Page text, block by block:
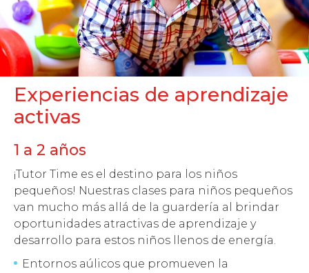
Experiencias de aprendizaje
activas
1 a 2 años
¡Tutor Time es el destino para los niños
pequeños! Nuestras clases para niños pequeños
van mucho más allá de la guardería al brindar
oportunidades atractivas de aprendizaje y
desarrollo para estos niños llenos de energía.
Entornos aúlicos que promueven la